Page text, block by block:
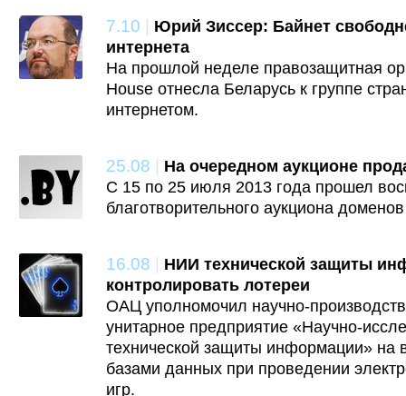
7.10 | Юрий Зиссер: Байнет
интернета
На прошлой неделе правозащитная
House отнесла Беларусь к группе
интернетом.
25.08 | На очередном аукционе
C 15 по 25 июля 2013 года прошел
благотворительного аукциона
16.08 | НИИ технической защиты
контролировать лотереи
ОАЦ уполномочил научно-
унитарное предприятие «Научно-
технической защиты информации» на
базами данных при проведении
игр.